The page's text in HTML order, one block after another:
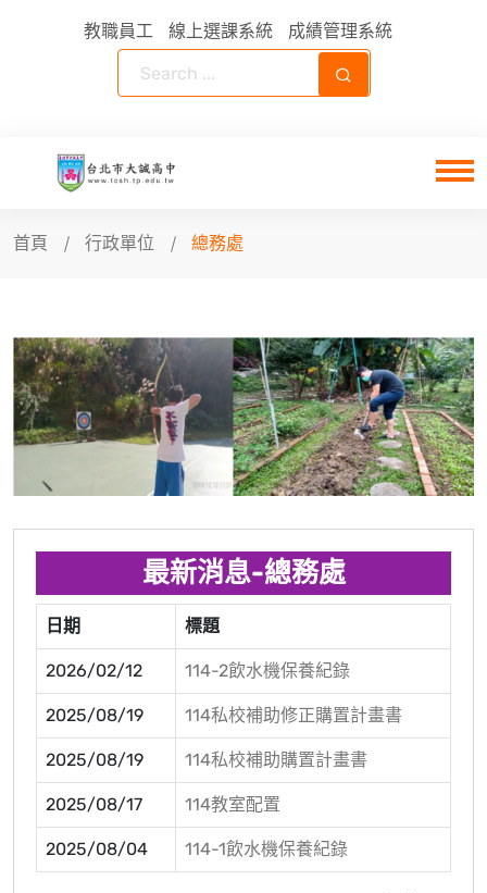
教職員工 線上選課系統 成績管理系統
首頁 行政單位 總務處
最新消息-總務處
日期 標題
2026/02/12 114-2飲水機保養紀錄
2025/08/19 114私校補助修正購置計畫書
2025/08/19 114私校補助購置計畫書
2025/08/17 114教室配置
2025/08/04 114-1飲水機保養紀錄